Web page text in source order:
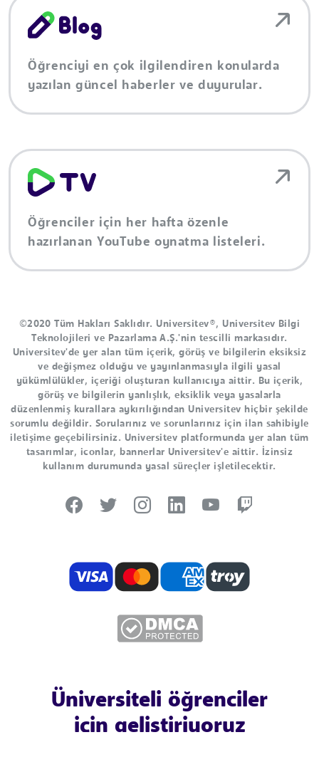
Öğrenciyi en çok ilgilendiren konularda
yazılan güncel haberler ve duyurular.
Öğrenciler için her hafta özenle
hazırlanan YouTube oynatma listeleri.
©2020 Tüm Hakları Saklıdır. Universitev®, Universitev Bilgi
Teknolojileri ve Pazarlama A.Ş.'nin tescilli markasıdır.
Universitev'de yer alan tüm içerik, görüş ve bilgilerin eksiksiz
ve değişmez olduğu ve yayınlanmasıyla ilgili yasal
yükümlülükler, içeriği oluşturan kullanıcıya aittir. Bu içerik,
görüş ve bilgilerin yanlışlık, eksiklik veya yasalarla
düzenlenmiş kurallara aykırılığından Universitev hiçbir şekilde
sorumlu değildir. Sorularınız ve sorunlarınız için ilan sahibiyle
iletişime geçebilirsiniz. Universitev platformunda yer alan tüm
tasarımlar, iconlar, bannerlar Universitev'e aittir. İzinsiz
kullanım durumunda yasal süreçler işletilecektir.
Üniversiteli öğrenciler
için geliştiriyoruz